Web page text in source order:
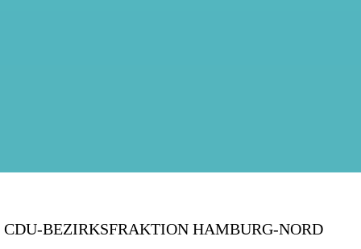
CDU-BEZIRKSFRAKTION HAMBURG-NORD